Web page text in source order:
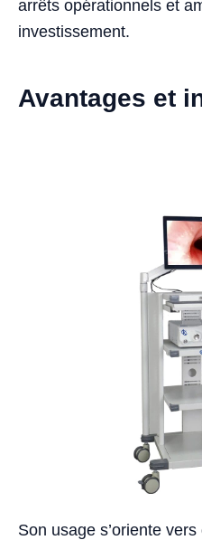
arrêts opérationnels et
investissement.
Avantages et
Son usage s’oriente